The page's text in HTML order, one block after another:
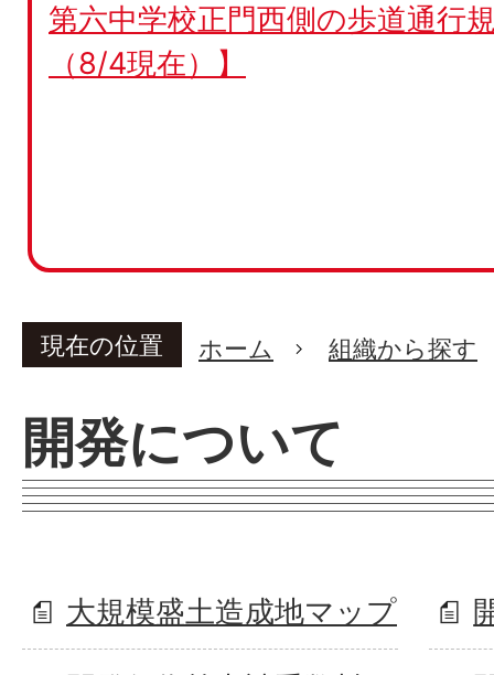
第六中学校正門西側の歩道通行
（8/4現在）】
現在の位置 ホーム 組織から探す
開発について
大規模盛土造成地マップ